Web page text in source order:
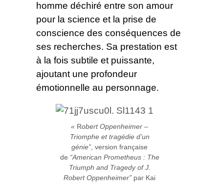
homme déchiré entre son amour
pour la science et la prise de
conscience des conséquences de
ses recherches. Sa prestation est
à la fois subtile et puissante,
ajoutant une profondeur
émotionnelle au personnage.
« Robert Oppenheimer –
Triomphe et tragédie d’un
génie”, version française
de “American Prometheus : The
Triumph and Tragedy of J.
Robert Oppenheimer” par Kai